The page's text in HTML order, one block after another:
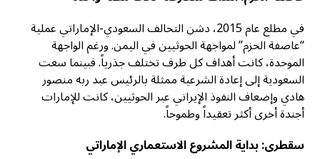
في مطلع عام 2015، دشن التحالف السعودي-الإماراتي عملية
“عاصفة الحزم” لمواجهة الحوثيين في اليمن. ورغم الواجهة
الموحدة، كانت أهداف كل طرف تختلف جذرياً. فبينما سعت
السعودية إلى إعادة الشرعية ممثلة بالرئيس عبد ربه منصور
هادي وإضعاف النفوذ الإيراني عبر الحوثيين، كانت للإمارات
أجندة أخرى أكثر تعقيداً وطموحاً.
سقطرى: بداية المشروع الاستعماري الإماراتي